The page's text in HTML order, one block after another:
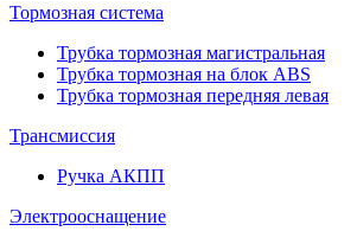
Тормозная система
Трубка тормозная магистральная
Трубка тормозная на блок ABS
Трубка тормозная передняя левая
Трансмиссия
Ручка АКПП
Электрооснащение